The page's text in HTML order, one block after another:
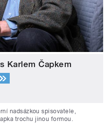
Karlem Čapkem
nadsázkou spisovatele,
trochu jinou formou.